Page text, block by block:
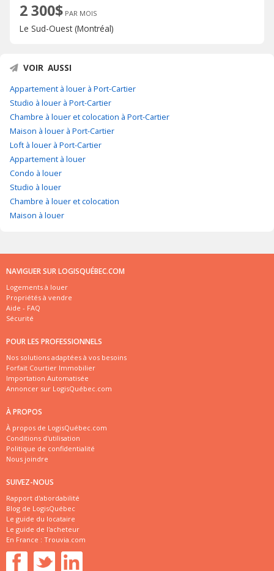
2 300$ PAR MOIS
Le Sud-Ouest (Montréal)
VOIR AUSSI
Appartement à louer à Port-Cartier
Studio à louer à Port-Cartier
Chambre à louer et colocation à Port-Cartier
Maison à louer à Port-Cartier
Loft à louer à Port-Cartier
Appartement à louer
Condo à louer
Studio à louer
Chambre à louer et colocation
Maison à louer
NAVIGUER SUR LOGISQUÉBEC.COM
Logements à louer
Propriétés à vendre
Aide - FAQ
Sécurité
POUR LES PROFESSIONNELS
Nos solutions adaptées à vos besoins
Forfait Courtier Immobilier
Importation Automatisée
Annoncer sur LogisQuébec.com
À PROPOS
À propos de LogisQuébec.com
Conditions d'utilisation
Politique de confidentialité
Nous joindre
SUIVEZ-NOUS
Rapport d'abordabilité
Blog de LogisQuébec
Le guide du locataire
Le guide de l'acheteur
En France : Trouvia.com